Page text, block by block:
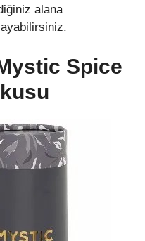
alana
Spice